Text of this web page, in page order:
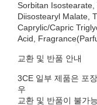
Sorbitan
Diisostearyl Malate,
Caprylic/Capric
Acid,
교환 및 반품 안내
3CE 일부 제품은 포
우
교환 및 반품이 불가